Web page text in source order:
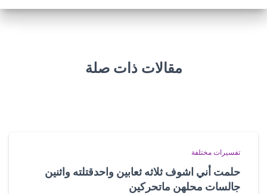
مقالات ذات صلة
تفسيرات مختلفة
حلمت أني اشوف ثلاثه ثعابين واحدقتلته واثنين
جالسات محلهن ماتحركين